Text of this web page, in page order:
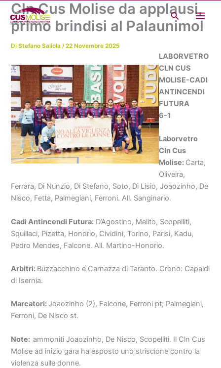
contenuto
Cerca
Cln Cus Molise da applausi,
primo brindisi al Palaunimol
DiStefano Saliola/22 Novembre 2025
LABORVETRO
CLN CUS
MOLISE-CADI
ANTINCENDI
FUTURA
6-1
Laborvetro
Cln Cus
Molise: Carta,
Oliveira,
Ferrara, Di Nunzio, Di Stefano, Soto, Di Lisio, Joaozinho, De
Nisco, Fetta, Palmegiani, Ferroni. All. Sanginario.
Cadi Antincendi Futura: D’Agostino, Melito, Scopelliti,
Squillaci, Pizetta, Honorio, Cividini, Torino, Parisi, Kadu,
Pedro Mendes, Falcone. All. Martino-Honorio.
Arbitri: Buzzacchino e Carnazza di Taranto. Crono: Capaldi
di Isernia.
Marcatori: Joaozinho (2), Falcone, Ferroni pt; Palmegiani,
Ferroni, De Nisco st.
Note:ammoniti Joaozinho, De Nisco, Scopelliti. Il Cln Cus
Molise ad inizio gara ha esposto uno striscione contro la
violenza sulle donne.